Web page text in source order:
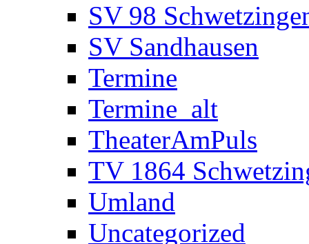
SV 98
SV Sandhausen
Termine
Termine_alt
TheaterAmPuls
TV 1864
Umland
Uncategorized